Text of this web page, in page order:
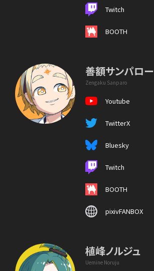
Twitch
BOOTH
善額サンパロー
Zengaku Sanparo
Youtube
TwitterX
Bluesky
Twitch
BOOTH
pixivFANBOX
植峰ノルジュ
Uemine Noruju